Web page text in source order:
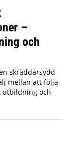
–
och
skräddarsydd
mellan att följa
utbildning och